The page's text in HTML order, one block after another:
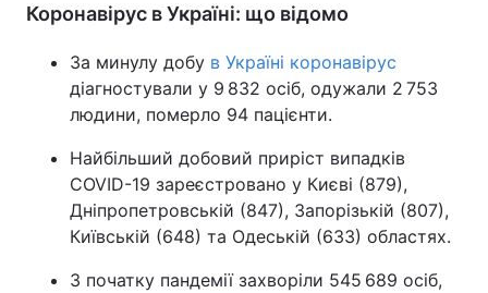
Коронавірус в Україні: що відомо
За минулу добу в Україні коронавірус
діагностували у 9 832 осіб, одужали 2 753
людини, померло 94 пацієнти.
Найбільший добовий приріст випадків
COVID-19 зареєстровано у Києві (879),
Дніпропетровській (847), Запорізькій (807),
Київській (648) та Одеській (633) областях.
З початку пандемії захворіли 545 689 осіб,